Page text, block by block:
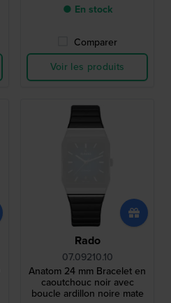
● En stock
Comparer
Voir les produits
Rado
07.09210.10
Anatom 24 mm Bracelet en
caoutchouc noir avec
boucle ardillon noire mate